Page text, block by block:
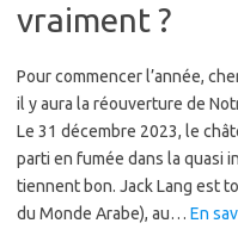
vraiment ?
Pour commencer l’année,
il y aura la réouverture de
Le 31 décembre 2023, le
parti en fumée dans la quasi
tiennent bon. Jack Lang est
du Monde Arabe), au… En